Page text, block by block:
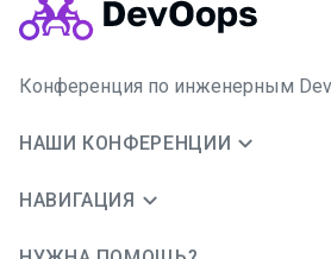
Конференция по инженерным
НАШИ КОНФЕРЕНЦИИ
НАВИГАЦИЯ